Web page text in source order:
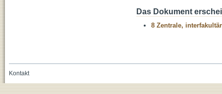
Das Dokument
8 Zentrale,
Kontakt